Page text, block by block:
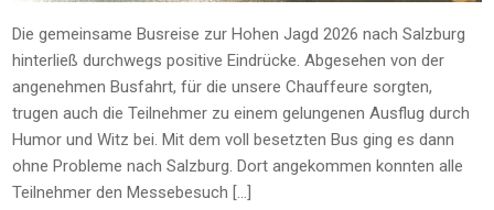
Die gemeinsame Busreise zur Hohen Jagd 2026 nach Salzburg
hinterließ durchwegs positive Eindrücke. Abgesehen von der
angenehmen Busfahrt, für die unsere Chauffeure sorgten,
trugen auch die Teilnehmer zu einem gelungenen Ausflug durch
Humor und Witz bei. Mit dem voll besetzten Bus ging es dann
ohne Probleme nach Salzburg. Dort angekommen konnten alle
Teilnehmer den Messebesuch […]